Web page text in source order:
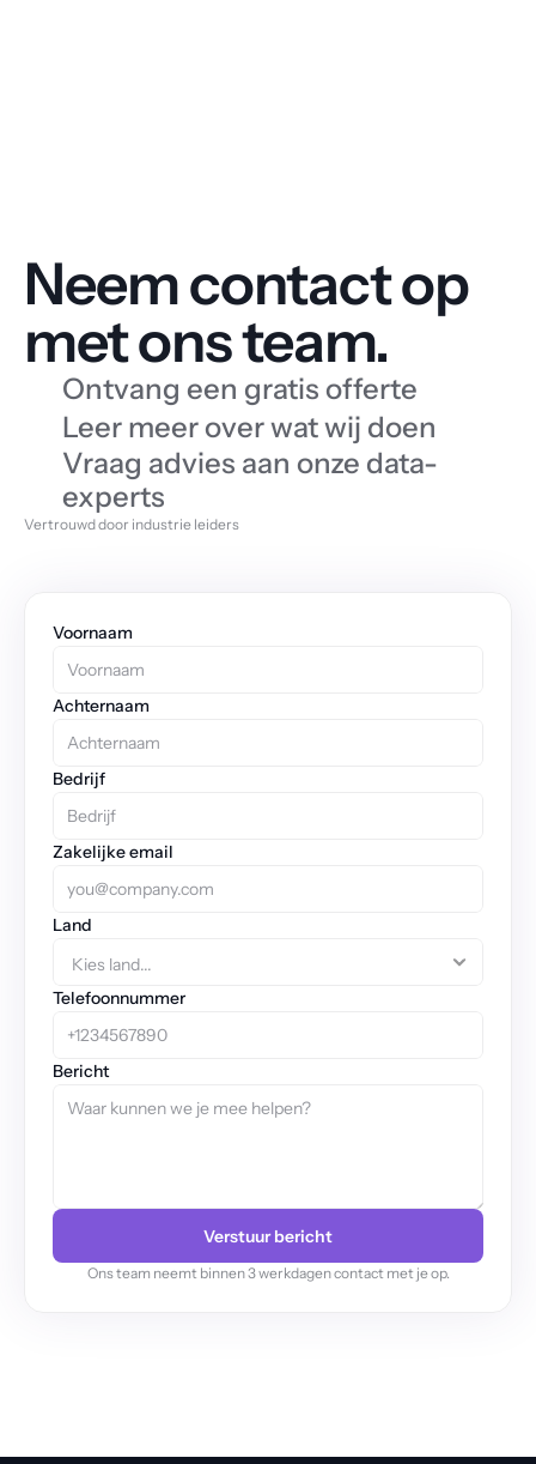
Neem contact op
met ons team.
Ontvang een gratis offerte
Leer meer over wat wij doen
Vraag advies aan onze data-
experts
Vertrouwd door industrie leiders
Voornaam
Achternaam
Bedrijf
Zakelijke email
Land
Telefoonnummer
Bericht
Verstuur bericht
Ons team neemt binnen 3 werkdagen contact met je op.